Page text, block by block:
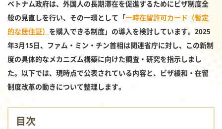
ベトナム政府は、外国人の長期滞在を促進するためにビザ制度全
般の見直しを行い、その一環として「一時在留許可カード（暫定
的な居住証） を購入できる制度」の導入を検討しています。2025
年3月15日、ファム・ミン・チン首相は関連省庁に対し、この新制
度の具体的なメカニズム構築に向けた調査・研究を指示しまし
た。以下では、現時点で公表されている内容と、ビザ緩和・在留
制度改革の動きについて整理します。
目次